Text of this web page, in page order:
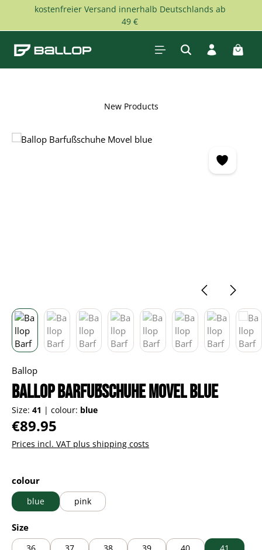
Skip to main content
kostenfreier Versand innerhalb Deutschlands ab
49 €
New Products
Skip image gallery
Ballop
Ballop Barfußschuhe Movel blue
Size: 41 | colour: blue
Regular price:
€89.95
Prices incl. VAT plus shipping costs
Select
colour
blue pink
Select
Size